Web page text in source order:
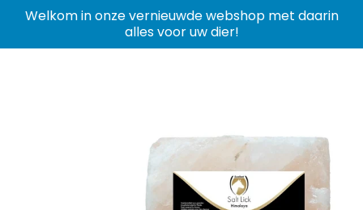
Welkom in onze vernieuwde webshop met daarin
alles voor uw dier!